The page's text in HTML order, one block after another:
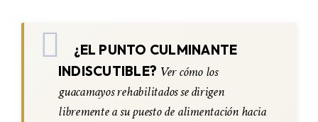
¿EL PUNTO CULMINANTE
INDISCUTIBLE? Ver cómo los
guacamayos rehabilitados se dirigen
libremente a su puesto de alimentación hacia